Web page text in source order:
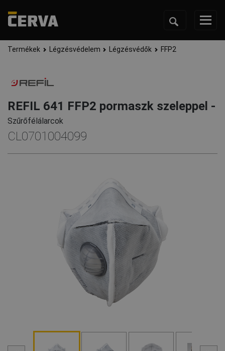
Termékek Légzésvédelem Légzésvédők FFP2
REFIL 641 FFP2 pormaszk szeleppel -
Szűrőfélálarcok
CL0701004099